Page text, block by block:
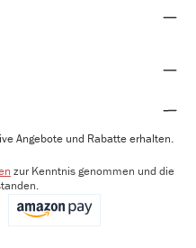
Angebote und Rabatte erhalten.
zur Kenntnis genommen und die